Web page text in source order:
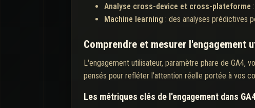
Analyse cross-device et cross-plateforme
Machine learning : des analyses prédictives
Comprendre et mesurer l'engagement
L'engagement utilisateur, paramètre phare de GA4,
pensés pour refléter l'attention réelle portée à vos
Les métriques clés de l'engagement dans